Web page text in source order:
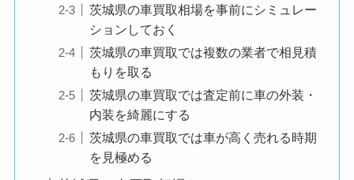
茨城県の車買取相場を事前にシミュレー
ションしておく
茨城県の車買取では複数の業者で相見積
もりを取る
茨城県の車買取では査定前に車の外装・
内装を綺麗にする
茨城県の車買取では車が高く売れる時期
を見極める